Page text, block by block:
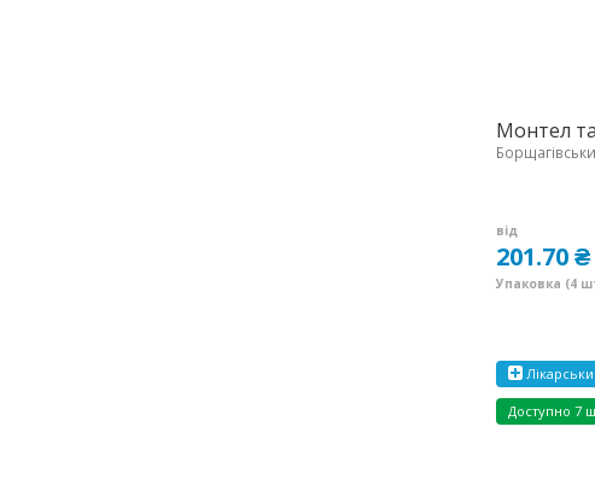
Монтел
від
201.70 ₴
Упаковка (4
Доступно 7